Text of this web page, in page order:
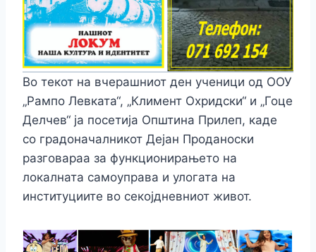
Во текот на вчерашниот ден ученици од ООУ
„Рампо Левката“, „Климент Охридски“ и „Гоце
Делчев“ ја посетија Општина Прилеп, каде
со градоначалникот Дејан Проданоски
разговараа за функционирањето на
локалната самоуправа и улогата на
институциите во секојдневниот живот.